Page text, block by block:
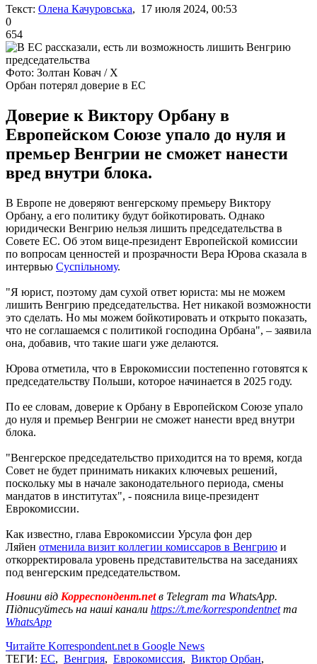
Текст: Олена Качуровська, 17 июля 2024, 00:53
0
654
Фото: Золтан Ковач / Х
Орбан потерял доверие в ЕС
Доверие к Виктору Орбану в
Европейском Союзе упало до нуля и
премьер Венгрии не сможет нанести
вред внутри блока.
В Европе не доверяют венгерскому премьеру Виктору
Орбану, а его политику будут бойкотировать. Однако
юридически Венгрию нельзя лишить председательства в
Совете ЕС. Об этом вице-президент Европейской комиссии
по вопросам ценностей и прозрачности Вера Юрова сказала в
интервью Суспільному.
"Я юрист, поэтому дам сухой ответ юриста: мы не можем
лишить Венгрию председательства. Нет никакой возможности
это сделать. Но мы можем бойкотировать и открыто показать,
что не соглашаемся с политикой господина Орбана", – заявила
она, добавив, что такие шаги уже делаются.
Юрова отметила, что в Еврокомиссии постепенно готовятся к
председательству Польши, которое начинается в 2025 году.
По ее словам, доверие к Орбану в Европейском Союзе упало
до нуля и премьер Венгрии не сможет нанести вред внутри
блока.
"Венгерское председательство приходится на то время, когда
Совет не будет принимать никаких ключевых решений,
поскольку мы в начале законодательного периода, смены
мандатов в институтах", - пояснила вице-президент
Еврокомиссии.
Как известно, глава Еврокомиссии Урсула фон дер
Ляйен отменила визит коллегии комиссаров в Венгрию и
откорректировала уровень представительства на заседаниях
под венгерским председательством.
Новини від Корреспондент.netв Telegram та WhatsApp.
Підписуйтесь на наші канали https://t.me/korrespondentnetта
WhatsApp
Читайте Korrespondent.net в Google News
ТЕГИ: ЕС, Венгрия, Еврокомиссия, Виктор Орбан,